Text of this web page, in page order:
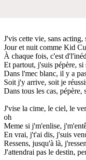
J'vis cette vie, sans acting,
Jour et nuit comme Kid
À chaque fois, c'est
Et partout, j'suis pépère, si
Dans l'mec blanc, il y a
Soit j'y arrive, soit je
Dans tous les cas, pépère,
J'vise la cime, le ciel, le
oh
Meme si j'm'enlise,
En vrai, j't'ai dis, j'suis
Ressens, jusqu'à là,
J'attendrai pas le destin,